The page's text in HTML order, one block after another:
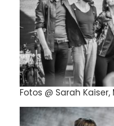
Fotos @ Sarah